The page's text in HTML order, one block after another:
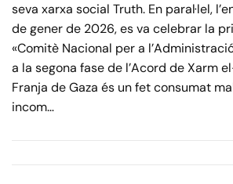
seva xarxa social Truth. En paral·lel,
de gener de 2026, es va celebrar la
«Comitè Nacional per a
a la segona fase de l’Acord de Xarm
Franja de Gaza és un fet consumat
incom…